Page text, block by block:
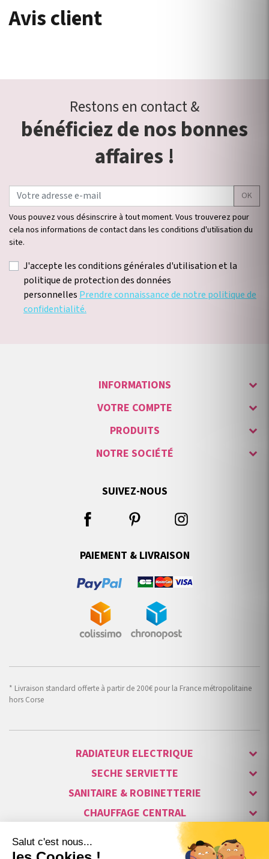
Avis client
Restons en contact &
bénéficiez de nos bonnes
affaires !
OK
Vous pouvez vous désinscrire à tout moment. Vous trouverez pour
cela nos informations de contact dans les conditions d'utilisation du
site.
J'accepte les conditions générales d'utilisation et la
politique de protection des données
personnelles Prendre connaissance de notre politique de
confidentialité.
INFORMATIONS
VOTRE COMPTE
PRODUITS
NOTRE SOCIÉTÉ
SUIVEZ-NOUS
PAIEMENT & LIVRAISON
* Livraison standard offerte à partir de 200€ pour la France métropolitaine
hors Corse
RADIATEUR ELECTRIQUE
SECHE SERVIETTE
SANITAIRE & ROBINETTERIE
CHAUFFAGE CENTRAL
ALARME & SÉCURITÉ
MAISON CONNECTÉE